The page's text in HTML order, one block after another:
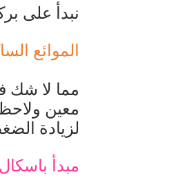
نبدأ على
الموائع
مما لا شك
معين
لزيادة
مبدأ